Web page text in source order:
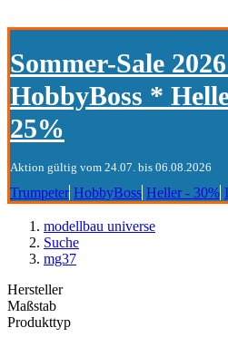
Sommer-Sale
HobbyBoss *
25%
Aktion gültig vom 24.07. bis 06.08.2026
Trumpeter HobbyBoss Heller - 30%
modellbau universe
Suche
mg37
Hersteller
Maßstab
Produkttyp